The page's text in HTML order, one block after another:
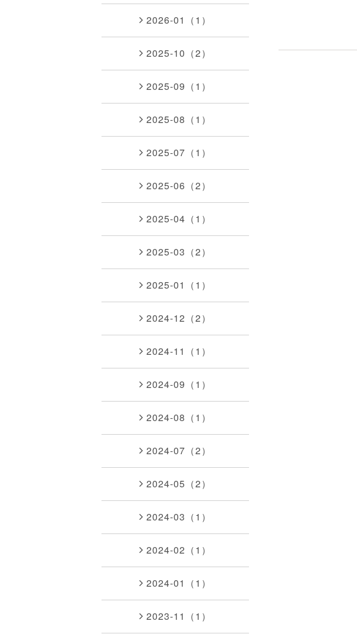
2026-01（1）
2025-10（2）
2025-09（1）
2025-08（1）
2025-07（1）
2025-06（2）
2025-04（1）
2025-03（2）
2025-01（1）
2024-12（2）
2024-11（1）
2024-09（1）
2024-08（1）
2024-07（2）
2024-05（2）
2024-03（1）
2024-02（1）
2024-01（1）
2023-11（1）